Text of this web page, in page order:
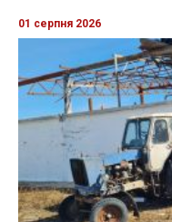
01 серпня 2026